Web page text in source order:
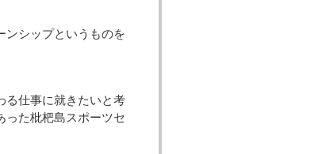
ンシップというものを
る仕事に就きたいと考
った枇杷島スポーツセ